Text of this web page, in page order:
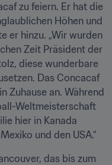
zu feiern. Er hat die
Höhen und
er hinzu. „Wir wurden
Zeit Präsident der
diese wunderbare
Das Concacaf
Zuhause an. Während
Weltmeisterschaft
hier in Kanada
und den USA.“
das bis zum